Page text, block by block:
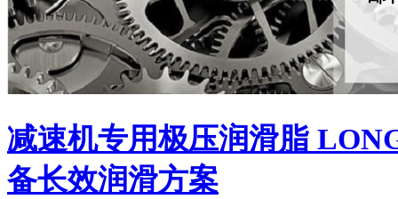
减速机专用极压润滑脂
备长效润滑方案